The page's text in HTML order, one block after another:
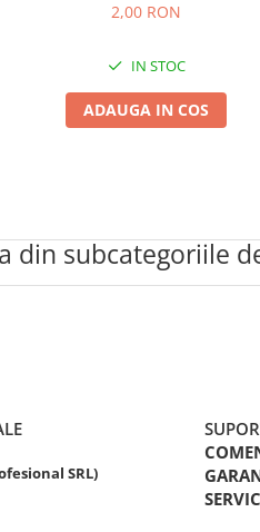
2,00 RON
IN STOC
ADAUGA IN COS
din subcategoriile
SRL)